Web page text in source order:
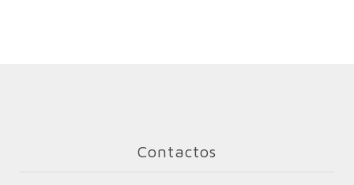
Contactos